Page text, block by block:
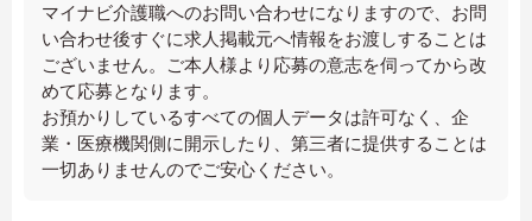
マイナビ介護職へのお問い合わせになりますので、お問
い合わせ後すぐに求人掲載元へ情報をお渡しすることは
ございません。ご本人様より応募の意志を伺ってから改
めて応募となります。
お預かりしているすべての個人データは許可なく、企
業・医療機関側に開示したり、第三者に提供することは
一切ありませんのでご安心ください。